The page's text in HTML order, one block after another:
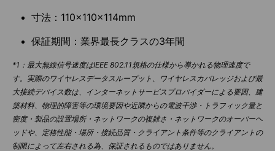
寸法：110×110×114mm
保証期間：業界最長クラスの3年間
*1：最大無線信号速度はIEEE 802.11規格の仕様から導かれる物理速度で
す。実際のワイヤレスデータスループット、ワイヤレスカバレッジおよび最
大接続デバイス数は、インターネットサービスプロバイダーによる要因、建
築材料、物理的障害等の環境要因や近隣からの電波干渉・トラフィック量と
密度・製品の設置場所・ネットワークの複雑さ・ネットワークのオーバーヘ
ッドや、定格性能・場所・接続品質・クライアント条件等のクライアントの
制限によって左右される為、保証されるものではありません。